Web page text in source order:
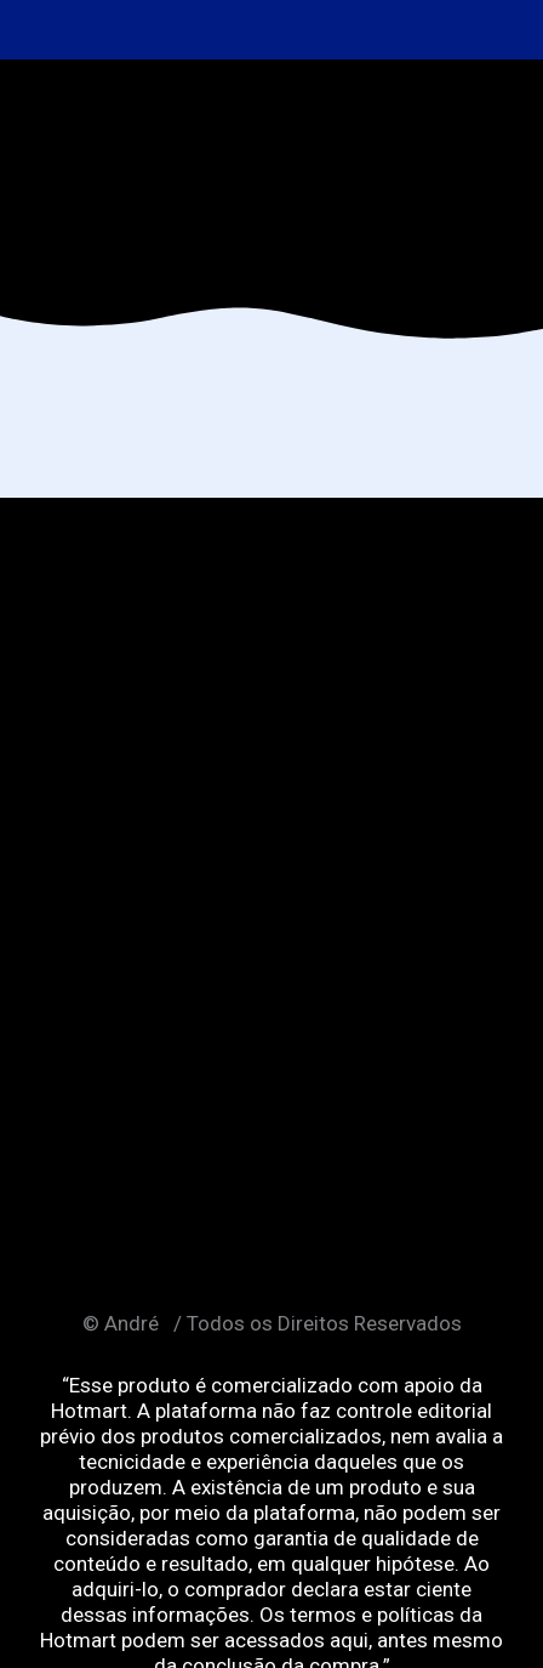
© André / Todos os Direitos Reservados
“Esse produto é comercializado com apoio da
Hotmart. A plataforma não faz controle editorial
prévio dos produtos comercializados, nem avalia a
tecnicidade e experiência daqueles que os
produzem. A existência de um produto e sua
aquisição, por meio da plataforma, não podem ser
consideradas como garantia de qualidade de
conteúdo e resultado, em qualquer hipótese. Ao
adquiri-lo, o comprador declara estar ciente
dessas informações. Os termos e políticas da
Hotmart podem ser acessados aqui, antes mesmo